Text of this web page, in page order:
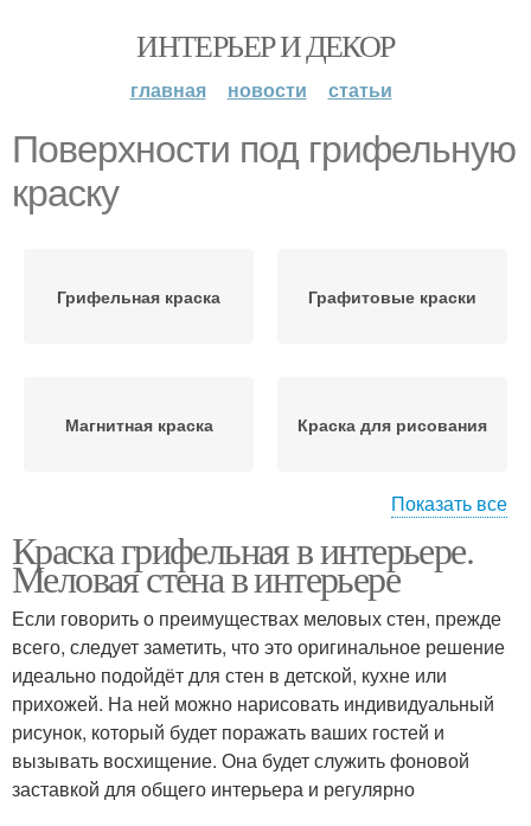
ИНТЕРЬЕР И ДЕКОР
главная новости статьи
Поверхности под грифельную
краску
Грифельная краска Графитовые краски
Магнитная краска Краска для рисования
Графитовая краска Маркерная краска
Показать все
Краска грифельная в интерьере.
Меловая стена в интерьере
Если говорить о преимуществах меловых стен, прежде
всего, следует заметить, что это оригинальное решение
идеально подойдёт для стен в детской, кухне или
прихожей. На ней можно нарисовать индивидуальный
рисунок, который будет поражать ваших гостей и
вызывать восхищение. Она будет служить фоновой
заставкой для общего интерьера и регулярно